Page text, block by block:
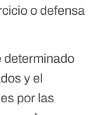
o defensa
determinado
y el
por las